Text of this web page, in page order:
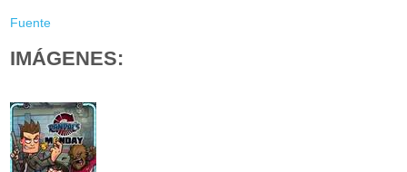
Fuente
IMÁGENES: